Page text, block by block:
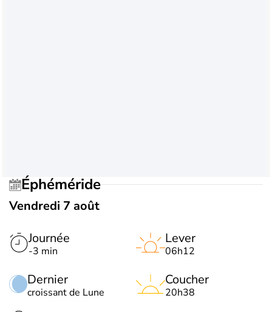
Éphéméride
Vendredi 7 août
Journée
-3 min
Dernier
croissant de Lune
Lever
06h12
Coucher
20h38